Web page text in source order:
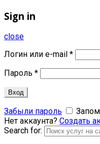
Sign in
close
Логин или e-mail *
Пароль *
Вход
Забыли пароль
Нет аккаунта? Создать
Search for: